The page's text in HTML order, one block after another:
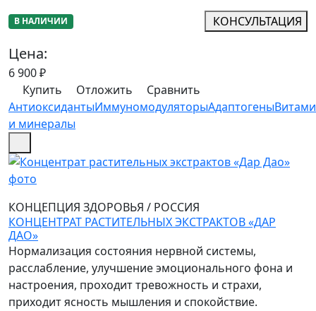
В НАЛИЧИИ КОНСУЛЬТАЦИЯ
Цена:
6 900₽
Купить
Отложить
Сравнить
АнтиоксидантыИммуномодуляторыАдаптогены
и минералы
КОНЦЕПЦИЯ ЗДОРОВЬЯ / РОССИЯ
КОНЦЕНТРАТ РАСТИТЕЛЬНЫХ ЭКСТРАКТОВ «ДАР
ДАО»
Нормализация состояния нервной системы,
расслабление, улучшение эмоционального фона и
настроения, проходит тревожность и страхи,
приходит ясность мышления и спокойствие.